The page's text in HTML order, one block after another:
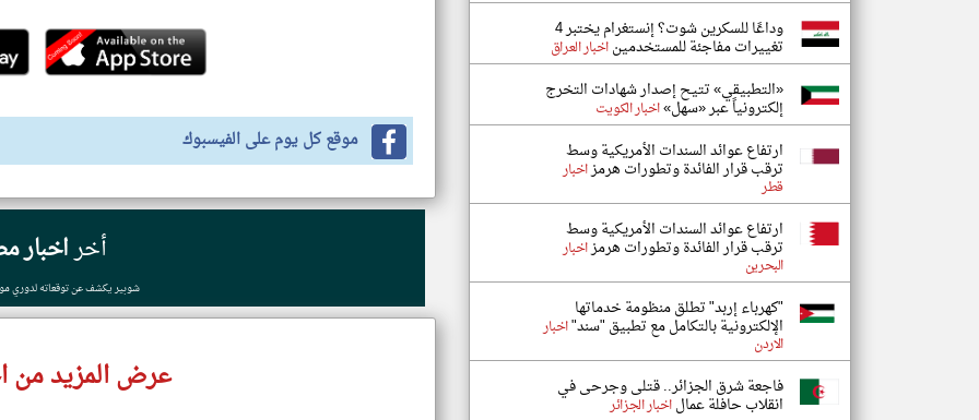
موقع كل يوم على الفيسبوك
أخراخبار
شوبير يكشف عن توقعاته لدوري موسم
عرض المزيد من
وداعًا للسكرين شوت؟ إنستغرام يختبر 4
تغييرات مفاجئة للمستخدميناخبار العراق
«التطبيقي» تتيح إصدار شهادات التخرج
إلكترونياً عبر «سهل»اخبار الكويت
ارتفاع عوائد السندات الأمريكية وسط
ترقب قرار الفائدة وتطورات هرمزاخبار
قطر
ارتفاع عوائد السندات الأمريكية وسط
ترقب قرار الفائدة وتطورات هرمزاخبار
البحرين
"كهرباء إربد" تطلق منظومة خدماتها
الإلكترونية بالتكامل مع تطبيق "سند"اخبار
الاردن
فاجعة شرق الجزائر.. قتلى وجرحى في
انقلاب حافلة عمالاخبار الجزائر